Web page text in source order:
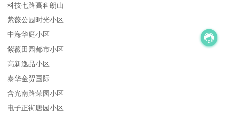
科技七路高科朗山
紫薇公园时光小区
中海华庭小区
紫薇田园都市小区
高新逸品小区
泰华金贸国际
含光南路荣园小区
电子正街唐园小区